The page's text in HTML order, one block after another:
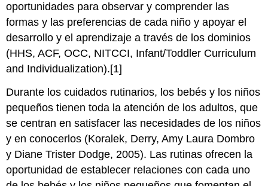
oportunidades para observar y comprender las
formas y las preferencias de cada niño y apoyar el
desarrollo y el aprendizaje a través de los dominios
(HHS, ACF, OCC, NITCCI, Infant/Toddler Curriculum
and Individualization).[1]
Durante los cuidados rutinarios, los bebés y los niños
pequeños tienen toda la atención de los adultos, que
se centran en satisfacer las necesidades de los niños
y en conocerlos (Koralek, Derry, Amy Laura Dombro
y Diane Trister Dodge, 2005). Las rutinas ofrecen la
oportunidad de establecer relaciones con cada uno